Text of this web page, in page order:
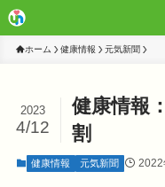
ホーム 健康情報 元気新聞
健康情報
割
2023
4/12
健康情報 元気新聞 2022